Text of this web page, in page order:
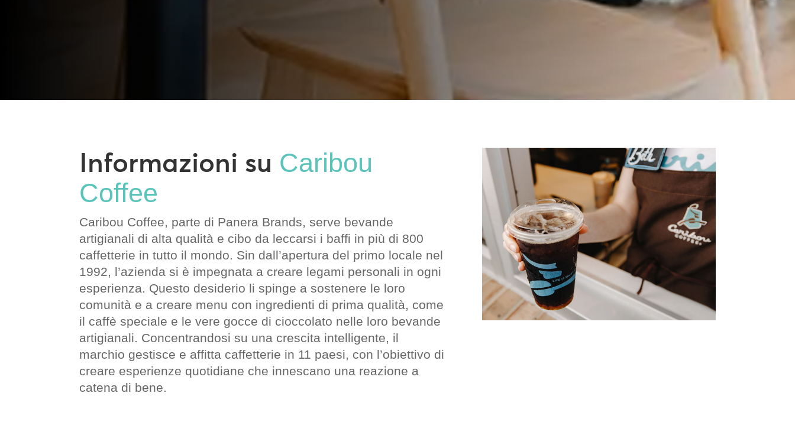
Informazioni su Caribou
Coffee
Caribou Coffee, parte di Panera Brands, serve bevande
artigianali di alta qualità e cibo da leccarsi i baffi in più di 800
caffetterie in tutto il mondo. Sin dall’apertura del primo locale nel
1992, l’azienda si è impegnata a creare legami personali in ogni
esperienza. Questo desiderio li spinge a sostenere le loro
comunità e a creare menu con ingredienti di prima qualità, come
il caffè speciale e le vere gocce di cioccolato nelle loro bevande
artigianali. Concentrandosi su una crescita intelligente, il
marchio gestisce e affitta caffetterie in 11 paesi, con l’obiettivo di
creare esperienze quotidiane che innescano una reazione a
catena di bene.